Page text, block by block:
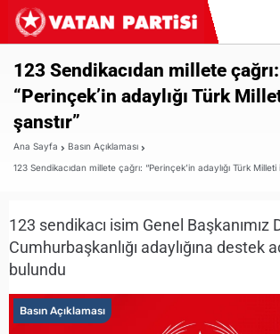
123 Sendikacıdan millete çağrı:
“Perinçek’in adaylığı Türk
şanstır”
Ana Sayfa
Basın Açıklaması
123 Sendikacıdan millete çağrı: “Perinçek’in adaylığı Türk Milleti
123 sendikacı isim Genel Başkanımız
Cumhurbaşkanlığı adaylığına destek
bulundu
Basın Açıklaması